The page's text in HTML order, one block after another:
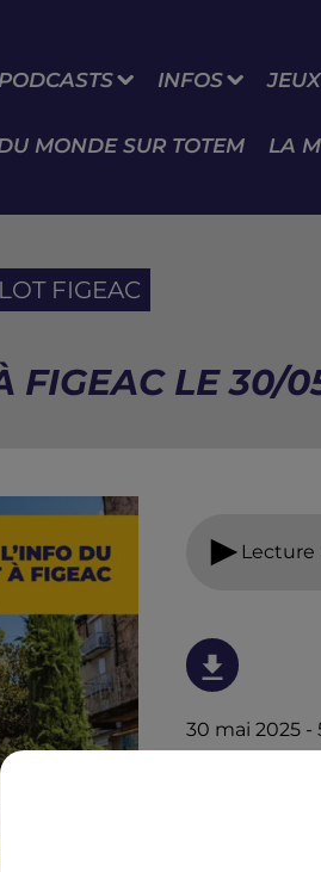
PODCASTS INFOS JEUX
MONDE SUR TOTEM LA
FIGEAC
FIGEAC LE 30/
Lecture
30 mai 2025 -